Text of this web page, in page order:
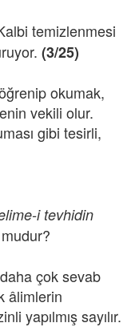
temizlenmesi
(3/25)
okumak,
vekili olur.
gibi tesirli,
i tevhidin
çok sevab
âlimlerin
yapılmış sayılır.